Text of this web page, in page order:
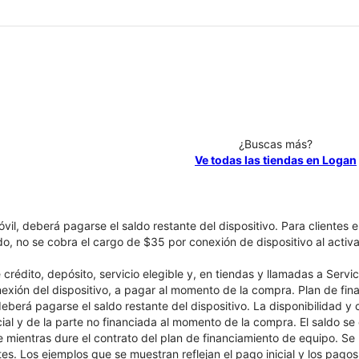
¿Buscas más?
Ve todas las tiendas en Logan
deberá pagarse el saldo restante del dispositivo. Para clientes
no se cobra el cargo de $35 por conexión de dispositivo al
depósito, servicio elegible y, en tiendas y llamadas a
del dispositivo, a pagar al momento de la compra. Plan de
pagarse el saldo restante del dispositivo. La disponibilidad
y de la parte no financiada al momento de la compra. El saldo
mientras dure el contrato del plan de financiamiento de equipo.
Los ejemplos que se muestran reflejan el pago inicial y los